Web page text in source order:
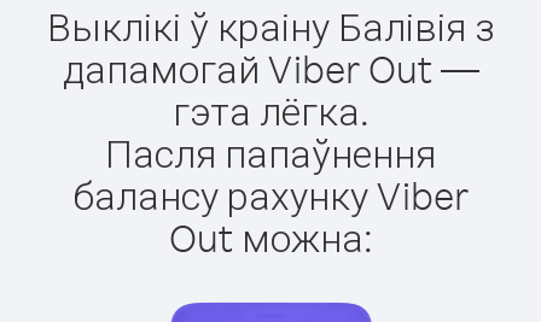
Выклікі ў краіну Балівія з
дапамогай Viber Out —
гэта лёгка.
Пасля папаўнення
балансу рахунку Viber
Out можна: